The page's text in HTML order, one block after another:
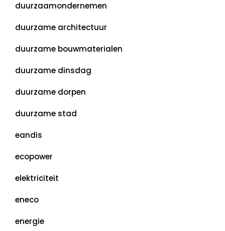
duurzaamondernemen
duurzame architectuur
duurzame bouwmaterialen
duurzame dinsdag
duurzame dorpen
duurzame stad
eandis
ecopower
elektriciteit
eneco
energie